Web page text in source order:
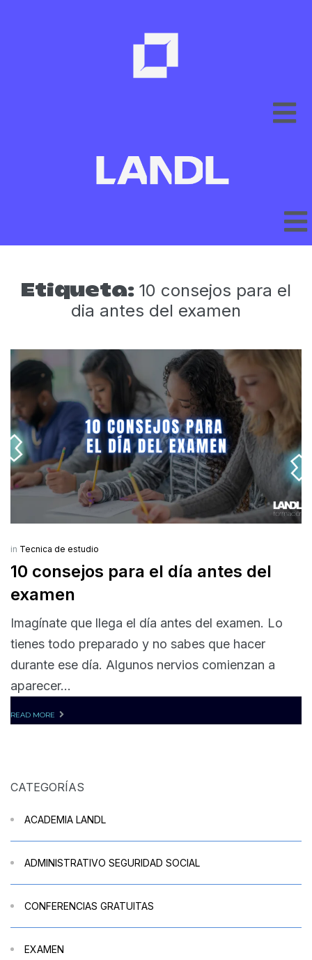
Etiqueta: 10 consejos para el
dia antes del examen
in Tecnica de estudio
10 consejos para el día antes del
examen
Imagínate que llega el día antes del examen. Lo
tienes todo preparado y no sabes que hacer
durante ese día. Algunos nervios comienzan a
aparecer...
READ MORE
CATEGORÍAS
ACADEMIA LANDL
ADMINISTRATIVO SEGURIDAD SOCIAL
CONFERENCIAS GRATUITAS
EXAMEN